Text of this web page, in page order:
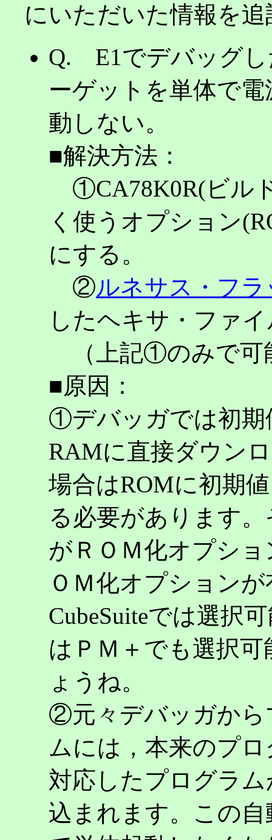
にいただいた情報を
Q. E1でデバッグし
ーゲットを単体で
動しない。
■解決方法：
①CA78K0R(ビル
く使うオプション
にする。
②ルネサス・フ
したヘキサ・ファ
（上記①のみで可
■原因：
①デバッガでは初期
RAMに直接ダウン
場合はROMに初期
る必要があります
がＲＯＭ化オプシ
ＯＭ化オプション
CubeSuiteでは選択
はＰＭ＋でも選択
ょうね。
②元々デバッガから
ムには，本来のプ
対応したプログラ
込まれます。この